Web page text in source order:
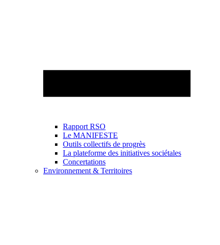
Rapport RSO
Le MANIFESTE
Outils collectifs de progrès
La plateforme des initiatives sociétales
Concertations
Environnement & Territoires